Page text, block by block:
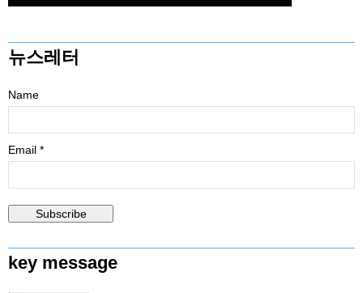
뉴스레터
Name
Email *
key message